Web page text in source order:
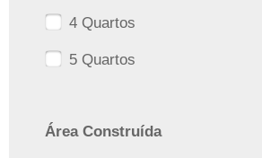
4 Quartos
5 Quartos
Área Construída